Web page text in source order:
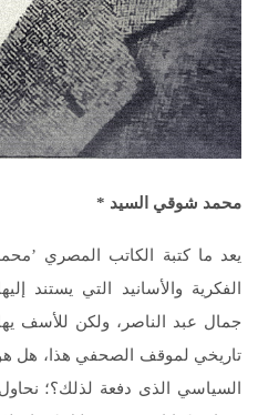
محمد شوقي السيد *
يعد ما كتبة الكاتب المصري
الفكرية والأسانيد التي يستند
جمال عبد الناصر، ولكن للأسف
تاريخي لموقف الصحفي هذا، هل
السياسي الذى دفعة لذلك؟؛